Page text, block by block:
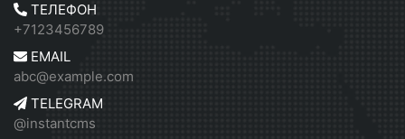
ТЕЛЕФОН
+7123456789
EMAIL
abc@example.com
TELEGRAM
@instantcms